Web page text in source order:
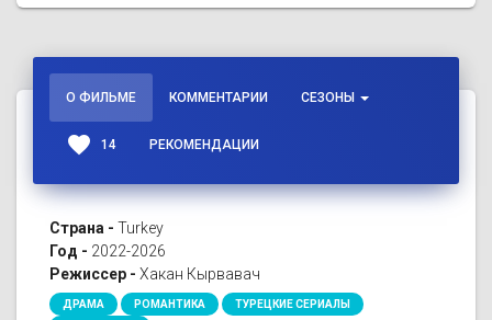
О ФИЛЬМЕ КОММЕНТАРИИ СЕЗОНЫ
favorite 14 РЕКОМЕНДАЦИИ
Страна - Turkey
Год - 2022-2026
Режиссер - Хакан Кырвавач
ДРАМА РОМАНТИКА
ТУРЕЦКИЕ СЕРИАЛЫ